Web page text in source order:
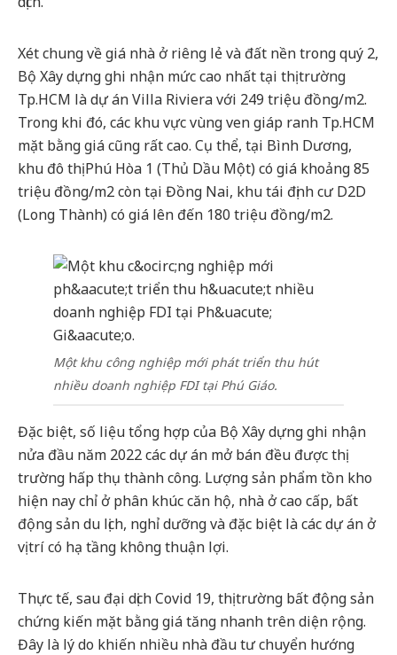
Xét chung về giá nhà ở riêng lẻ và đất nền trong quý 2,
Bộ Xây dựng ghi nhận mức cao nhất tại thị trường
Tp.HCM là dự án Villa Riviera với 249 triệu đồng/m2.
Trong khi đó, các khu vực vùng ven giáp ranh Tp.HCM
mặt bằng giá cũng rất cao. Cụ thể, tại Bình Dương,
khu đô thị Phú Hòa 1 (Thủ Dầu Một) có giá khoảng 85
triệu đồng/m2 còn tại Đồng Nai, khu tái định cư D2D
(Long Thành) có giá lên đến 180 triệu đồng/m2.
Một khu công nghiệp mới phát triển thu hút
nhiều doanh nghiệp FDI tại Phú Giáo.
Đặc biệt, số liệu tổng hợp của Bộ Xây dựng ghi nhận
nửa đầu năm 2022 các dự án mở bán đều được thị
trường hấp thụ thành công. Lượng sản phẩm tồn kho
hiện nay chỉ ở phân khúc căn hộ, nhà ở cao cấp, bất
động sản du lịch, nghỉ dưỡng và đặc biệt là các dự án ở
vị trí có hạ tầng không thuận lợi.
Thực tế, sau đại dịch Covid 19, thị trường bất động sản
chứng kiến mặt bằng giá tăng nhanh trên diện rộng.
Đây là lý do khiến nhiều nhà đầu tư chuyển hướng